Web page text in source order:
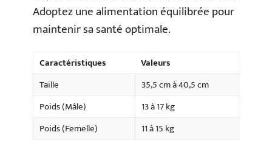
Adoptez une alimentation équilibrée pour
maintenir sa santé optimale.
Caractéristiques
Valeurs
Taille
35,5 cm à 40,5 cm
Poids (Mâle)
13 à 17 kg
Poids (Femelle)
11 à 15 kg